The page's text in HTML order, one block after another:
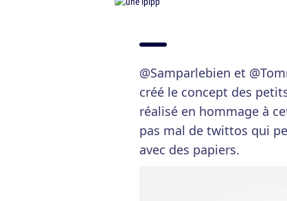
@Samparlebien et
créé le concept des
réalisé en hommage à
pas mal de twittos qui
avec des papiers.